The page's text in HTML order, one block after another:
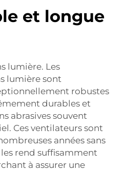
et longue
lumière. Les
lumière sont
robustes
durables et
abrasives souvent
Ces ventilateurs sont
années sans
rend suffisamment
à assurer une